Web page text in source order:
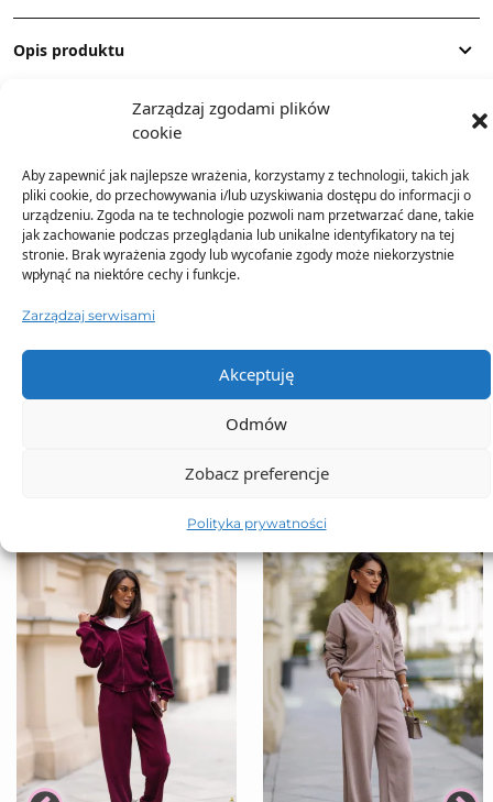
Zarządzaj zgodami plików
cookie
Aby zapewnić jak najlepsze wrażenia, korzystamy z technologii, takich jak
pliki cookie, do przechowywania i/lub uzyskiwania dostępu do informacji o
urządzeniu. Zgoda na te technologie pozwoli nam przetwarzać dane, takie
jak zachowanie podczas przeglądania lub unikalne identyfikatory na tej
stronie. Brak wyrażenia zgody lub wycofanie zgody może niekorzystnie
wpłynąć na niektóre cechy i funkcje.
Zarządzaj serwisami
Akceptuję
Odmów
Zobacz preferencje
Polityka prywatności
Opis produktu
Dostawa
Dodatkowe informacje
TO SIĘ TERAZ SPRZEDAJE